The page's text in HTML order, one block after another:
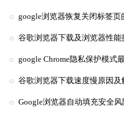
google浏览器恢复关闭标签页
谷歌浏览器下载及浏览器性
google Chrome隐私保护模式
谷歌浏览器下载速度慢原因及
Google浏览器自动填充安全